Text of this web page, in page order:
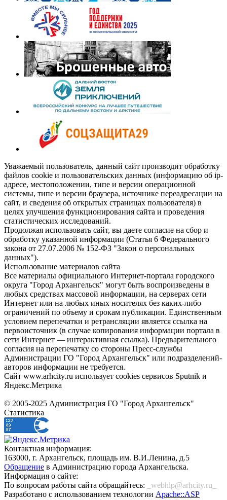
Уважаемый пользователь, данный сайт производит обработку
файлов cookie и пользовательских данных (информацию об ip-
адресе, местоположении, типе и версии операционной
системы, типе и версии браузера, источнике переадресации на
сайт, и сведения об открытых страницах пользователя) в
целях улучшения функционирования сайта и проведения
статистических исследований.
Продолжая использовать сайт, вы даете согласие на сбор и
обработку указанной информации (Статья 6 Федерального
закона от 27.07.2006 № 152-ФЗ "Закон о персональных
данных").
Использование материалов сайта
Все материалы официального Интернет-портала городского
округа "Город Архангельск" могут быть воспроизведены в
любых средствах массовой информации, на серверах сети
Интернет или на любых иных носителях без каких-либо
ограничений по объему и срокам публикации. Единственным
условием перепечатки и ретрансляции является ссылка на
первоисточник (в случае копирования информации портала в
сети Интернет — интерактивная ссылка). Предварительного
согласия на перепечатку со стороны Пресс-службы
Администрации ГО "Город Архангельск" или подразделений-
авторов информации не требуется.
Сайт www.arhcity.ru использует cookies сервисов Sputnik и
Яндекс.Метрика
© 2005-2025 Администрация ГО "Город Архангельск"
Статистика
Контактная информация:
163000, г. Архангельск, площадь им. В.И.Ленина, д.5
Обращение в Администрацию города Архангельска.
Информация о сайте:
По вопросам работы сайта обращайтесь:
_webhlp@arhcity.ru_
Разработано с использованием технологии Apache::ASP